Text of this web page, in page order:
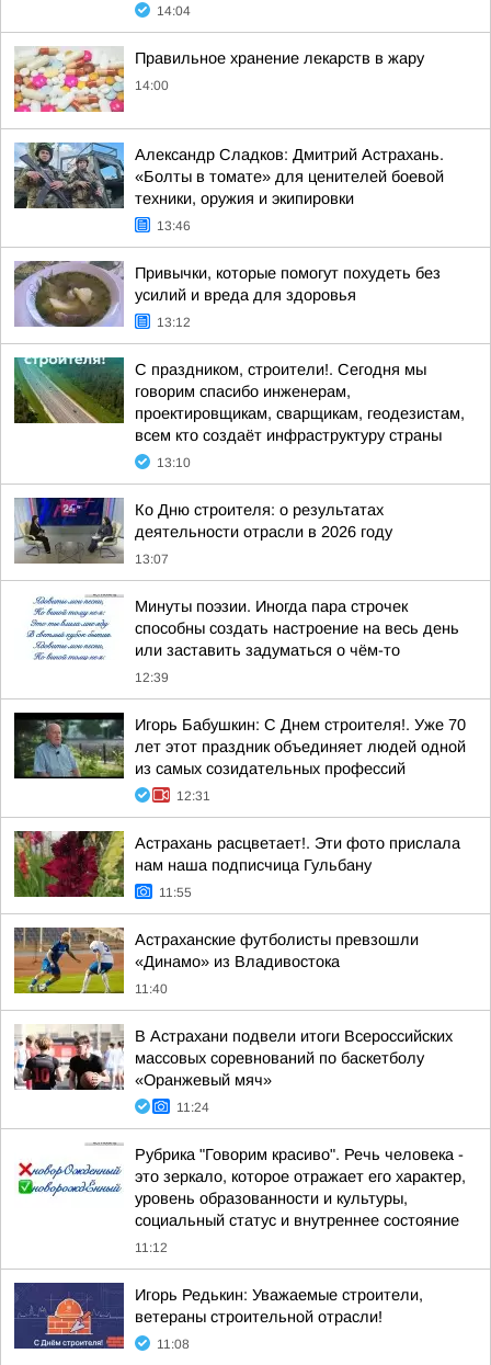
14:04
Правильное хранение лекарств в жару
14:00
Александр Сладков: Дмитрий Астрахань.
«Болты в томате» для ценителей боевой
техники, оружия и экипировки
13:46
Привычки, которые помогут похудеть без
усилий и вреда для здоровья
13:12
С праздником, строители!. Сегодня мы
говорим спасибо инженерам,
проектировщикам, сварщикам, геодезистам,
всем кто создаёт инфраструктуру страны
13:10
Ко Дню строителя: о результатах
деятельности отрасли в 2026 году
13:07
Минуты поэзии. Иногда пара строчек
способны создать настроение на весь день
или заставить задуматься о чём-то
12:39
Игорь Бабушкин: С Днем строителя!. Уже 70
лет этот праздник объединяет людей одной
из самых созидательных профессий
12:31
Астрахань расцветает!. Эти фото прислала
нам наша подписчица Гульбану
11:55
Астраханские футболисты превзошли
«Динамо» из Владивостока
11:40
В Астрахани подвели итоги Всероссийских
массовых соревнований по баскетболу
«Оранжевый мяч»
11:24
Рубрика "Говорим красиво". Речь человека -
это зеркало, которое отражает его характер,
уровень образованности и культуры,
социальный статус и внутреннее состояние
11:12
Игорь Редькин: Уважаемые строители,
ветераны строительной отрасли!
11:08